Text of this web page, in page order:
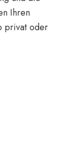
Ihren
privat oder